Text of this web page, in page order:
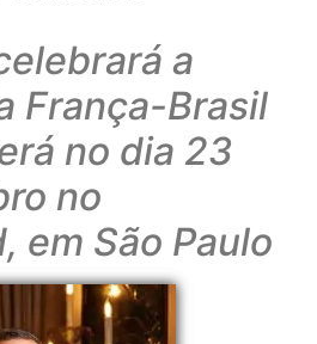
a
França-Brasil
no dia 23
no
em São Paulo